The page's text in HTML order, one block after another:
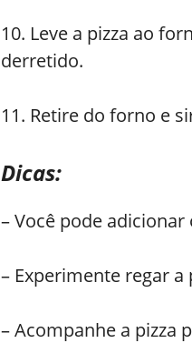
10. Leve a pizza ao
derretido.
11. Retire do forno e
Dicas:
– Você pode
– Experimente regar
– Acompanhe a pizza